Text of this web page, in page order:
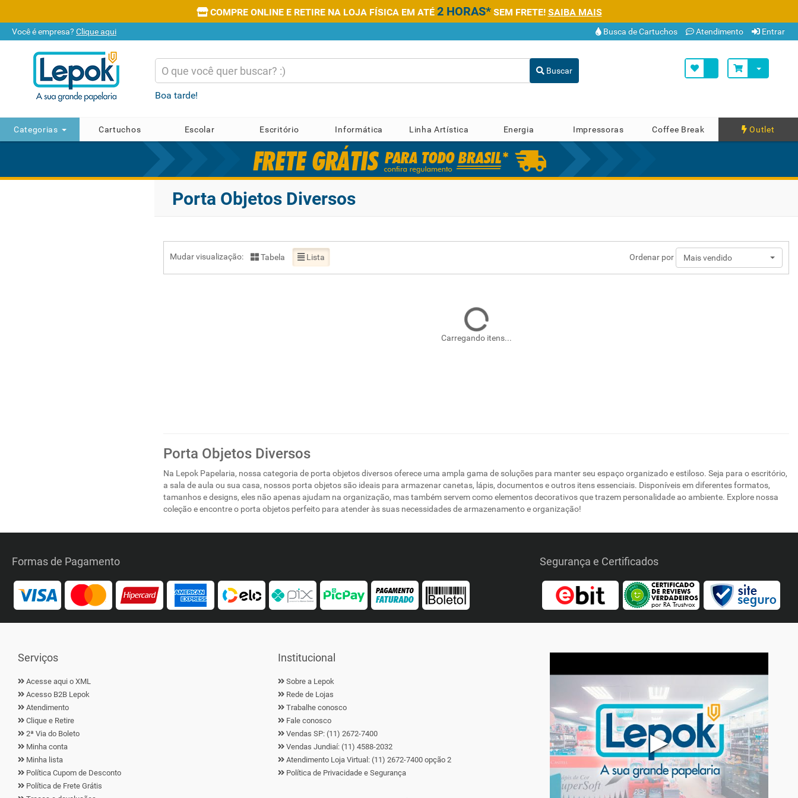
COMPRE ONLINE E RETIRE NA LOJA FÍSICA EM ATÉ 2 HORAS*SEM FRETE! SAIBA MAIS
Você é empresa? Clique aqui Busca de Cartuchos Atendimento Entrar
Buscar
Boa tarde!
Categorias Cartuchos Escolar Escritório Informática Linha Artística Energia Impressoras Coffee Break Outlet
Porta Objetos Diversos
Mudar visualização: Tabela Lista Ordenar por Mais vendido
Carregando itens...
Porta Objetos Diversos
Na Lepok Papelaria, nossa categoria de porta objetos diversos oferece uma ampla gama de soluções para manter seu espaço organizado e estiloso. Seja para o escritório,
a sala de aula ou sua casa, nossos porta objetos são ideais para armazenar canetas, lápis, documentos e outros itens essenciais. Disponíveis em diferentes formatos,
tamanhos e designs, eles não apenas ajudam na organização, mas também servem como elementos decorativos que trazem personalidade ao ambiente. Explore nossa
coleção e encontre o porta objetos perfeito para atender às suas necessidades de armazenamento e organização!
Formas de Pagamento Segurança e Certificados
Serviços
Acesse aqui o XML
Acesso B2B Lepok
Atendimento
Clique e Retire
2ª Via do Boleto
Minha conta
Minha lista
Política Cupom de Desconto
Política de Frete Grátis
Institucional
Sobre a Lepok
Rede de Lojas
Trabalhe conosco
Fale conosco
Vendas SP: (11) 2672-7400
Vendas Jundiaí: (11) 4588-2032
Atendimento Loja Virtual: (11) 2672-7400 opção 2
Política de Privacidade e Segurança
▶